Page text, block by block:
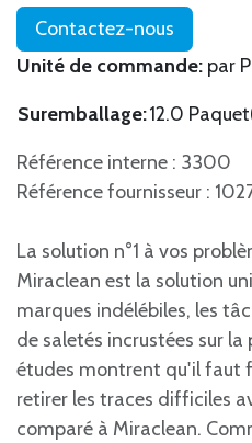
Contactez-nous
Unité de commande: par
Suremballage:12.0
Référence interne : 3300
Référence fournisseur :
La solution n°1 à vos
Miraclean est la solution
marques indélébiles, les
de saletés incrustées sur
études montrent qu'il faut
retirer les traces difficiles
comparé à Miraclean.